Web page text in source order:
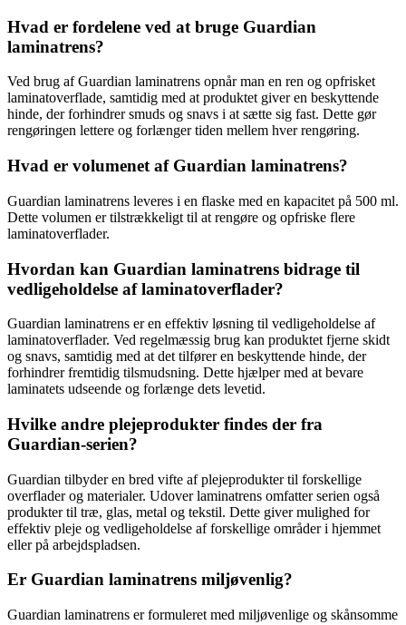
Hvad er fordelene ved at bruge Guardian
laminatrens?
Ved brug af Guardian laminatrens opnår man en ren og opfrisket
laminatoverflade, samtidig med at produktet giver en beskyttende
hinde, der forhindrer smuds og snavs i at sætte sig fast. Dette gør
rengøringen lettere og forlænger tiden mellem hver rengøring.
Hvad er volumenet af Guardian laminatrens?
Guardian laminatrens leveres i en flaske med en kapacitet på 500 ml.
Dette volumen er tilstrækkeligt til at rengøre og opfriske flere
laminatoverflader.
Hvordan kan Guardian laminatrens bidrage til
vedligeholdelse af laminatoverflader?
Guardian laminatrens er en effektiv løsning til vedligeholdelse af
laminatoverflader. Ved regelmæssig brug kan produktet fjerne skidt
og snavs, samtidig med at det tilfører en beskyttende hinde, der
forhindrer fremtidig tilsmudsning. Dette hjælper med at bevare
laminatets udseende og forlænge dets levetid.
Hvilke andre plejeprodukter findes der fra
Guardian-serien?
Guardian tilbyder en bred vifte af plejeprodukter til forskellige
overflader og materialer. Udover laminatrens omfatter serien også
produkter til træ, glas, metal og tekstil. Dette giver mulighed for
effektiv pleje og vedligeholdelse af forskellige områder i hjemmet
eller på arbejdspladsen.
Er Guardian laminatrens miljøvenlig?
Guardian laminatrens er formuleret med miljøvenlige og skånsomme